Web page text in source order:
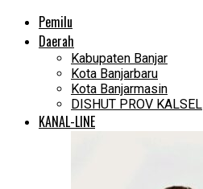
Pemilu
Daerah
Kabupaten Banjar
Kota Banjarbaru
Kota Banjarmasin
DISHUT PROV KALSEL
KANAL-LINE